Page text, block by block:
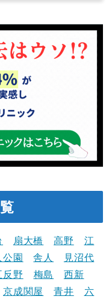
扇大橋 高野
江
公園 舎人
見沼代
反野 梅島
西新
京成関屋 青井
六